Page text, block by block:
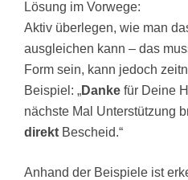
Lösung im Vorwege:
Aktiv überlegen, wie man
ausgleichen kann – das
Form sein, kann jedoch
Beispiel: „Danke für Deine
nächste Mal Unterstützung
direkt Bescheid.“
Anhand der Beispiele ist